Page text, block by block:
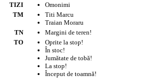
TIZI
Omonimi
TM
Titi Marcu
Traian Moraru
TN
Margini de teren!
TO
Oprite la stop!
În stoc!
Jumătate de tobă!
La stop!
Început de toamnă!